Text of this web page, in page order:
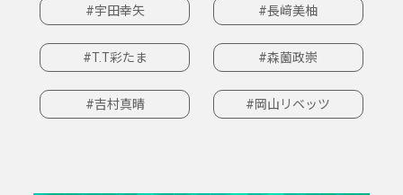
#宇田幸矢 #長﨑美柚
#T.T彩たま #森薗政崇
#吉村真晴 #岡山リベッツ